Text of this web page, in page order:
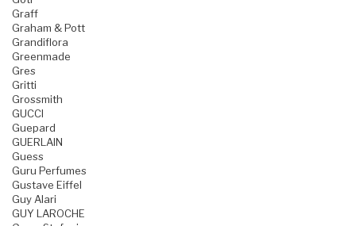
Graff
Graham & Pott
Grandiflora
Greenmade
Gres
Gritti
Grossmith
GUCCI
Guepard
GUERLAIN
Guess
Guru Perfumes
Gustave Eiffel
Guy Alari
GUY LAROCHE